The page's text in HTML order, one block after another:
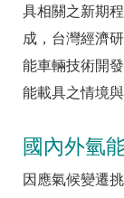
具相關之新期
成，台灣經濟
能車輛技術開
能載具之情境
國內外氫
因應氣候變遷